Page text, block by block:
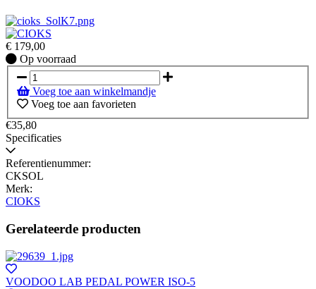
€ 179,00
Op
voorraad
Op voorraad
Voeg toe aan winkelmandje
Voeg toe aan favorieten
€35,80
Specificaties
Referentienummer:
CKSOL
Merk:
CIOKS
Gerelateerde producten
VOODOO LAB PEDAL POWER ISO-5